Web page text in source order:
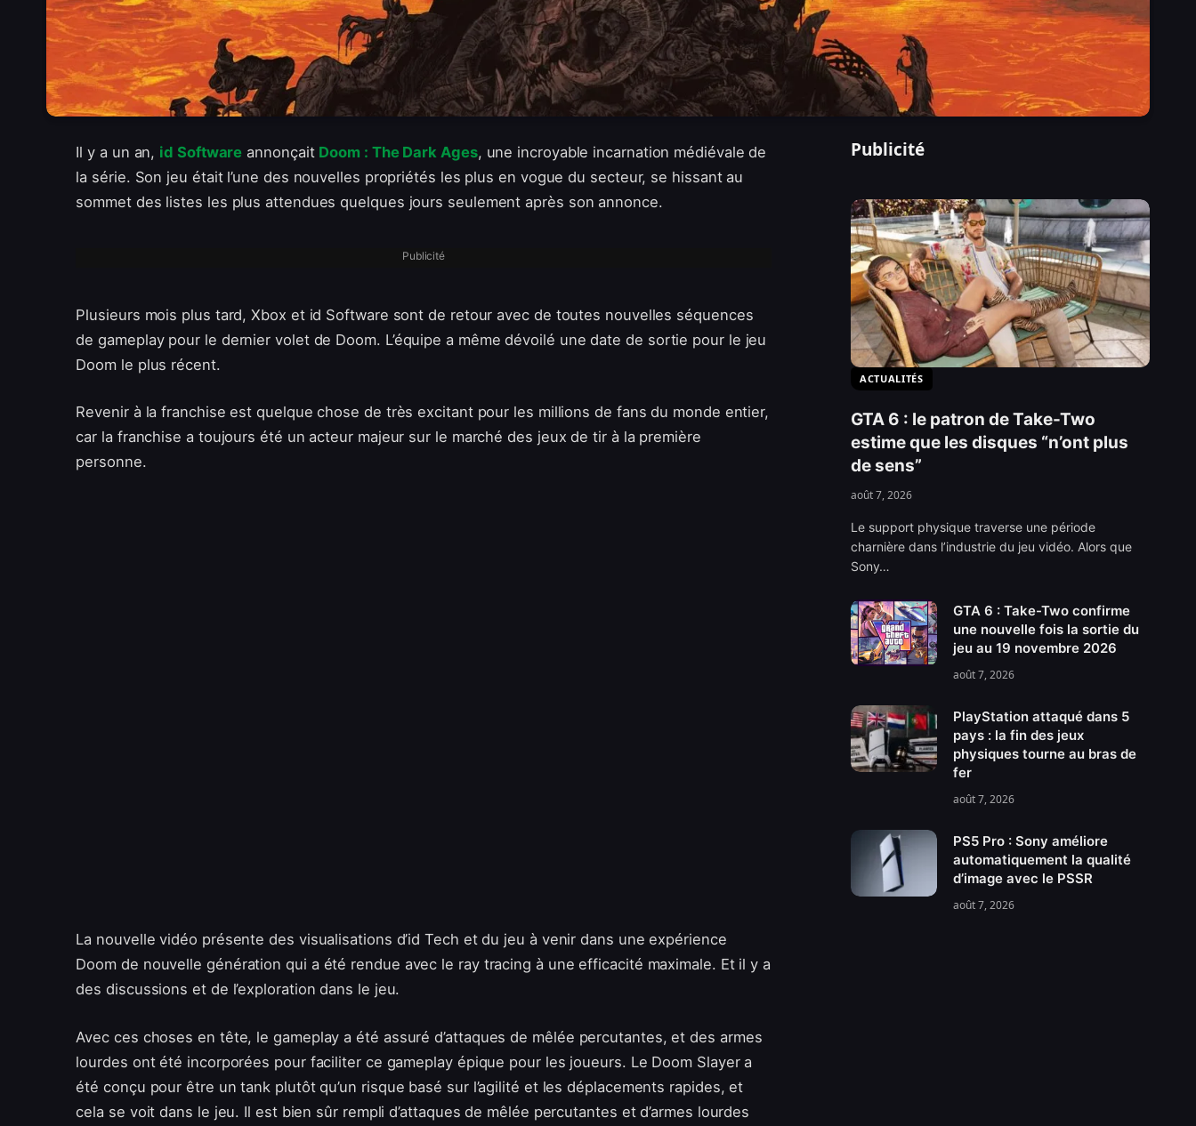
Il y a un an, id Software annonçait Doom : The Dark Ages, une incroyable incarnation médiévale de
la série. Son jeu était l’une des nouvelles propriétés les plus en vogue du secteur, se hissant au
sommet des listes les plus attendues quelques jours seulement après son annonce.
Publicité
Plusieurs mois plus tard, Xbox et id Software sont de retour avec de toutes nouvelles séquences
de gameplay pour le dernier volet de Doom. L’équipe a même dévoilé une date de sortie pour le jeu
Doom le plus récent.
Revenir à la franchise est quelque chose de très excitant pour les millions de fans du monde entier,
car la franchise a toujours été un acteur majeur sur le marché des jeux de tir à la première
personne.
La nouvelle vidéo présente des visualisations d’id Tech et du jeu à venir dans une expérience
Doom de nouvelle génération qui a été rendue avec le ray tracing à une efficacité maximale. Et il y a
des discussions et de l’exploration dans le jeu.
Avec ces choses en tête, le gameplay a été assuré d’attaques de mêlée percutantes, et des armes
lourdes ont été incorporées pour faciliter ce gameplay épique pour les joueurs. Le Doom Slayer a
été conçu pour être un tank plutôt qu’un risque basé sur l’agilité et les déplacements rapides, et
cela se voit dans le jeu. Il est bien sûr rempli d’attaques de mêlée percutantes et d’armes lourdes
Publicité
ACTUALITÉS
GTA 6 : le patron de Take-Two
estime que les disques “n’ont plus
de sens”
août 7, 2026
Le support physique traverse une période
charnière dans l’industrie du jeu vidéo. Alors que
Sony…
GTA 6 : Take-Two confirme
une nouvelle fois la sortie du
jeu au 19 novembre 2026
août 7, 2026
PlayStation attaqué dans 5
pays : la fin des jeux
physiques tourne au bras de
fer
août 7, 2026
PS5 Pro : Sony améliore
automatiquement la qualité
d’image avec le PSSR
août 7, 2026